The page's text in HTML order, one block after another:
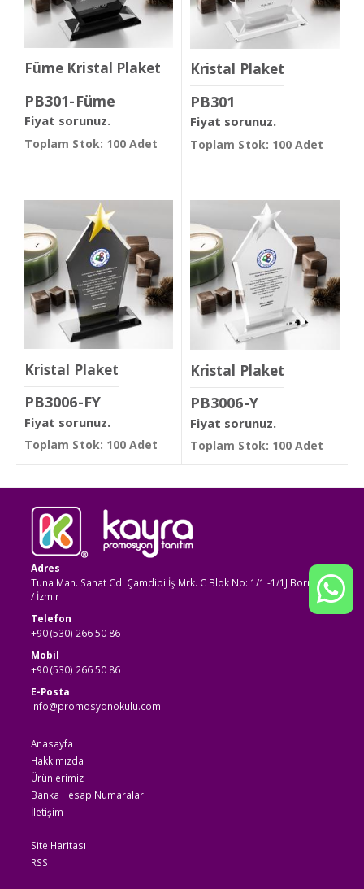
Füme Kristal Plaket
PB301-Füme
Fiyat sorunuz.
Toplam Stok: 100 Adet
Kristal Plaket
PB301
Fiyat sorunuz.
Toplam Stok: 100 Adet
Kristal Plaket
PB3006-FY
Fiyat sorunuz.
Toplam Stok: 100 Adet
Kristal Plaket
PB3006-Y
Fiyat sorunuz.
Toplam Stok: 100 Adet
Adres
Tuna Mah. Sanat Cd. Çamdibi İş Mrk. C Blok No: 1/1I-1/1J Bornova
/ İzmir
Telefon
+90 (530) 266 50 86
Mobil
+90 (530) 266 50 86
E-Posta
info@promosyonokulu.com
Anasayfa
Hakkımızda
Ürünlerimiz
Banka Hesap Numaraları
İletişim
Site Haritası
RSS